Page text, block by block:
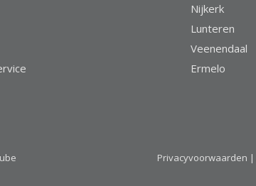
Nijkerk
Lunteren
Veenendaal
Ermelo
Privacyvoorwaarden |